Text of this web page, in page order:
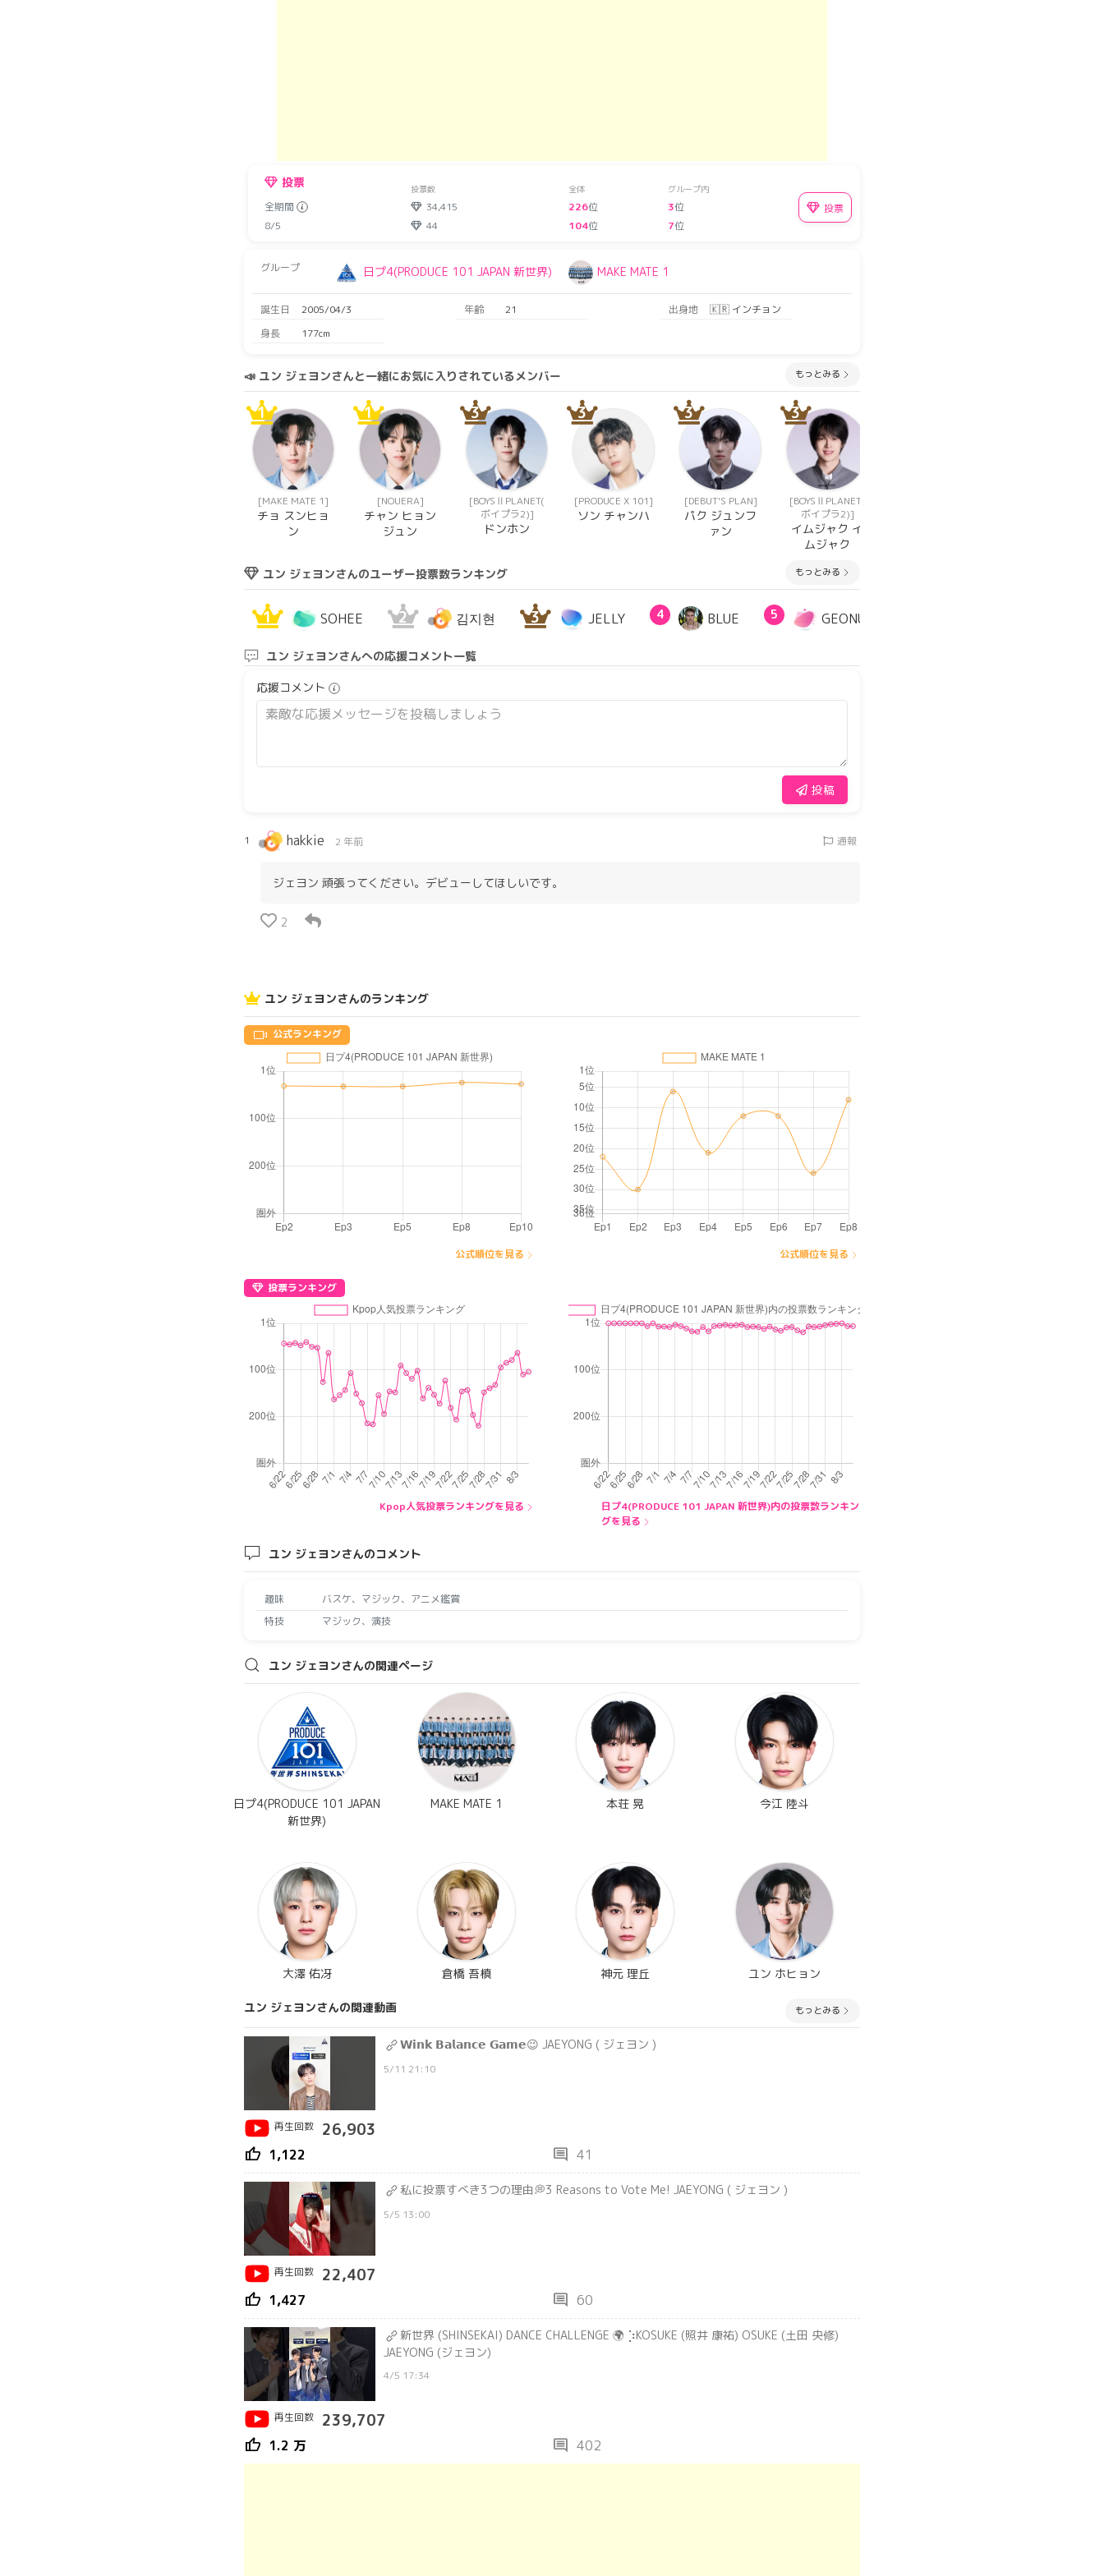
投票 投票数 全体 グループ内
全期間 34,415 226位 3位
8/5
44 104位 7位
投票
グループ 日プ4(PRODUCE 101 JAPAN 新世界) MAKE MATE 1
誕生日 2005/04/3 年齢 21 出身地
🇰🇷 インチョン
身長
177cm
📣 ユン ジェヨンさんと一緒にお気に入りされているメンバー もっとみる
1
[MAKE MATE 1]
チョ スンヒョ
ン
1
[NOUERA]
チャン ヒョン
ジュン
3
[BOYSⅡPLANET(
ボイプラ2)]
ドンホン
3
[PRODUCE X 101]
ソン チャンハ
3
[DEBUT'S PLAN]
パク ジュンフ
ァン
3
[BOYSⅡPLANET(
ボイプラ2)]
イムジャク イ
ムジャク
ユン ジェヨンさんのユーザー投票数ランキング もっとみる
1 SOHEE 2 김지현 3 JELLY 4 BLUE 5 GEONU
ユン ジェヨンさんへの応援コメント一覧
応援コメント
投稿
1 hakkie 2 年前 通報
ジェヨン 頑張ってください。デビューしてほしいです。
2
ユン ジェヨンさんのランキング
公式ランキング
公式順位を見る 公式順位を見る
投票ランキング
Kpop人気投票ランキングを見る
日プ4(PRODUCE 101 JAPAN 新世界)内の投票数ランキン
グを見る
ユン ジェヨンさんのコメント
趣味
バスケ、マジック、アニメ鑑賞
特技
マジック、演技
ユン ジェヨンさんの関連ページ
日プ4(PRODUCE 101 JAPAN
新世界)
MAKE MATE 1 本荘 晃 今江 陸斗
大澤 佑冴 倉橋 吾槙 神元 理丘 ユン ホヒョン
ユン ジェヨンさんの関連動画 もっとみる
𝗪𝗶𝗻𝗸 𝗕𝗮𝗹𝗮𝗻𝗰𝗲 𝗚𝗮𝗺𝗲😉 JAEYONG ( ジェヨン )
5/11 21:10
再生回数 26,903
thumb_up 1,122 comment 41
私に投票すべき3つの理由💭3 Reasons to Vote Me! JAEYONG ( ジェヨン )
5/5 13:00
再生回数 22,407
thumb_up 1,427 comment 60
新世界 (SHINSEKAI) DANCE CHALLENGE 🌍 ⡱KOSUKE (照井 康祐) OSUKE (土田 央修)
JAEYONG (ジェヨン)
4/5 17:34
再生回数 239,707
thumb_up 1.2 万 comment 402